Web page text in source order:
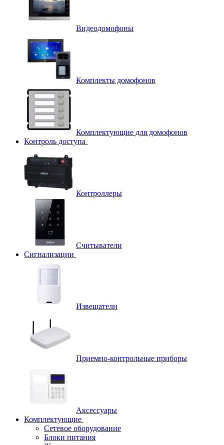
Видеодомофоны
Комплекты домофонов
Комплектующие для домофонов
Контроль доступа
Контроллеры
Считыватели
Сигнализации
Извещатели
Приемно-контрольные приборы
Аксессуары
Комплектующие
Сетевое оборудование
Блоки питания